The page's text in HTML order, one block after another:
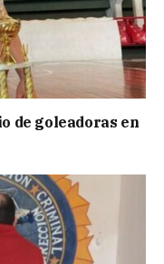
de goleadoras en